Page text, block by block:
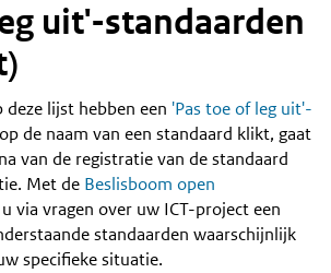
uit'-standaarden
deze lijst hebben een 'Pas toe of leg uit'-
de naam van een standaard klikt, gaat
van de registratie van de standaard
Met de Beslisboom open
via vragen over uw ICT-project een
standaarden waarschijnlijk
specifieke situatie.